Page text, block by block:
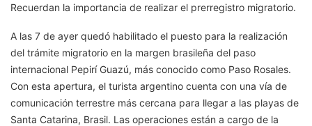
Recuerdan la importancia de realizar el prerregistro migratorio.
A las 7 de ayer quedó habilitado el puesto para la realización
del trámite migratorio en la margen brasileña del paso
internacional Pepirí Guazú, más conocido como Paso Rosales.
Con esta apertura, el turista argentino cuenta con una vía de
comunicación terrestre más cercana para llegar a las playas de
Santa Catarina, Brasil. Las operaciones están a cargo de la